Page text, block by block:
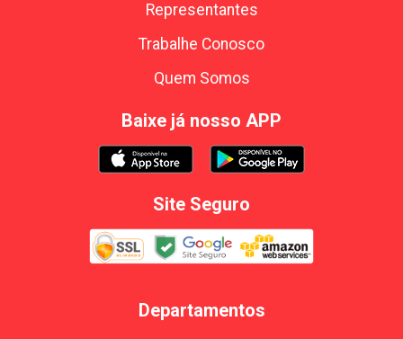
Representantes
Trabalhe Conosco
Quem Somos
Baixe já nosso APP
Site Seguro
Departamentos